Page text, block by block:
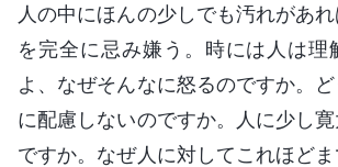
人の中にほんの少しでも汚れがあ
を完全に忌み嫌う。時には人は理
よ、なぜそんなに怒るのですか。
に配慮しないのですか。人に少し
ですか。なぜ人に対してこれほど